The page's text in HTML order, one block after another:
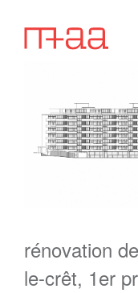
rénovation
le-crêt, 1er